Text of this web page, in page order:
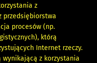
z
przedsiębiorstwa
procesów (np.
którą
Internet rzeczy.
z korzystania